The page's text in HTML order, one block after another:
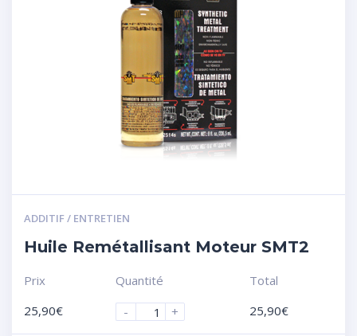
ADDITIF / ENTRETIEN
Huile Remétallisant Moteur SMT2
Prix
25,90€
Quantité
-
+
Total
25,90€